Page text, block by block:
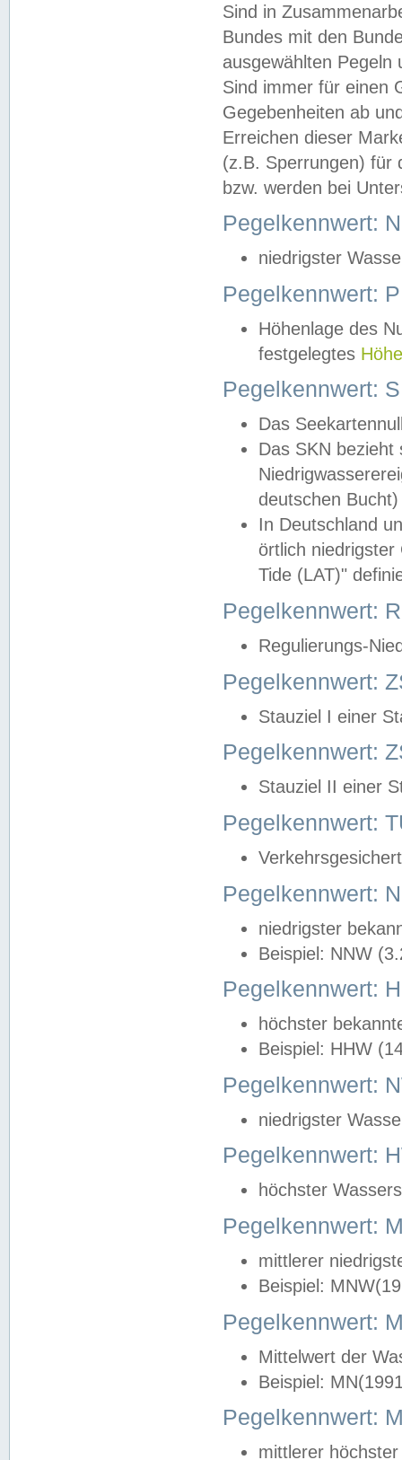
Sind in
Bundes mit den
ausgewählten
Sind immer für einen
Gegebenheiten ab
Erreichen dieser
(z.B. Sperrungen) für
bzw. werden bei
Pegelkennwert:
niedrigster
Pegelkennwert:
Höhenlage des
festgelegtes
Pegelkennwert:
Das
Das SKN
deutschen
In Deutschland
örtlich
Tide (LAT)"
Pegelkennwert:
Regulierungs-
Pegelkennwert:
Stauziel I einer
Pegelkennwert:
Stauziel II einer
Pegelkennwert:
Pegelkennwert:
niedrigster
Beispiel: NNW
Pegelkennwert:
höchster
Beispiel: HHW
Pegelkennwert:
niedrigster
Pegelkennwert:
höchster
Pegelkennwert:
mittlerer
Beispiel:
Pegelkennwert:
Mittelwert der
Beispiel:
Pegelkennwert:
mittlerer